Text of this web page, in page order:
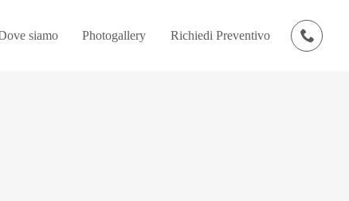
siamo Photogallery Richiedi Preventivo